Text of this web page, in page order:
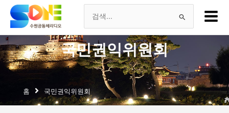
너
뛰
기
색
대
Menu
국민권익위원회
홈 국민권익위원회